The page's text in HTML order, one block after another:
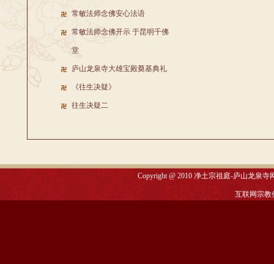
常敏法师念佛安心法语
常敏法师念佛开示 于昆明千佛
堂
庐山龙泉寺大雄宝殿奠基典礼
《往生决疑》
往生决疑二
Copyright @ 2010净土宗祖庭-庐山龙泉寺
互联网宗教